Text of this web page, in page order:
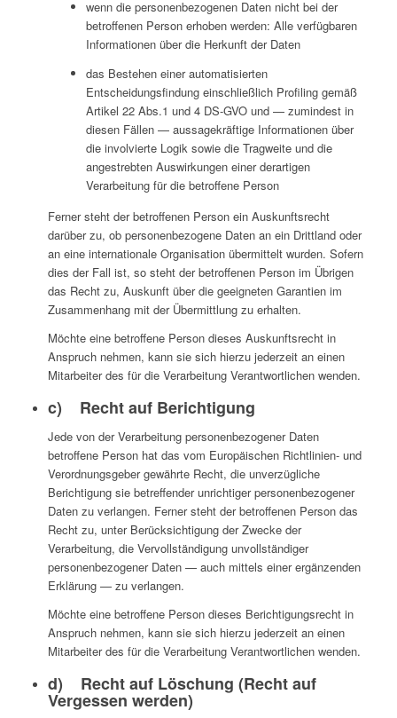
wenn die personenbezogenen Daten nicht bei der
betroffenen Person erhoben werden: Alle verfügbaren
Informationen über die Herkunft der Daten
das Bestehen einer automatisierten
Entscheidungsfindung einschließlich Profiling gemäß
Artikel 22 Abs.1 und 4 DS-GVO und — zumindest in
diesen Fällen — aussagekräftige Informationen über
die involvierte Logik sowie die Tragweite und die
angestrebten Auswirkungen einer derartigen
Verarbeitung für die betroffene Person
Ferner steht der betroffenen Person ein Auskunftsrecht
darüber zu, ob personenbezogene Daten an ein Drittland oder
an eine internationale Organisation übermittelt wurden. Sofern
dies der Fall ist, so steht der betroffenen Person im Übrigen
das Recht zu, Auskunft über die geeigneten Garantien im
Zusammenhang mit der Übermittlung zu erhalten.
Möchte eine betroffene Person dieses Auskunftsrecht in
Anspruch nehmen, kann sie sich hierzu jederzeit an einen
Mitarbeiter des für die Verarbeitung Verantwortlichen wenden.
c) Recht auf Berichtigung
Jede von der Verarbeitung personenbezogener Daten
betroffene Person hat das vom Europäischen Richtlinien- und
Verordnungsgeber gewährte Recht, die unverzügliche
Berichtigung sie betreffender unrichtiger personenbezogener
Daten zu verlangen. Ferner steht der betroffenen Person das
Recht zu, unter Berücksichtigung der Zwecke der
Verarbeitung, die Vervollständigung unvollständiger
personenbezogener Daten — auch mittels einer ergänzenden
Erklärung — zu verlangen.
Möchte eine betroffene Person dieses Berichtigungsrecht in
Anspruch nehmen, kann sie sich hierzu jederzeit an einen
Mitarbeiter des für die Verarbeitung Verantwortlichen wenden.
d) Recht auf Löschung (Recht auf
Vergessen werden)